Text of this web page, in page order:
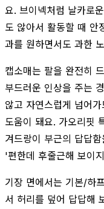
요. 브이넥처럼 날카로
도 않아서 활동할 때 안
과를 원하면서도 과한
캡소매는 팔을 완전히
부드러운 인상을 주는
않고 자연스럽게 넘어
도움이 돼요. 가오리핏
겨드랑이 부근의 답답
'편한데 후줄근해 보이
기장 면에서는 기본/하
서 허리를 덮어 답답해